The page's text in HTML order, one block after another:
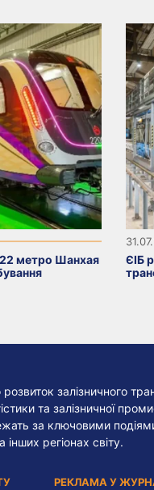
22 метро Шанхая
ЄІБ
залізничного
та залізничної
за ключовими
регіонах світу.
РЕКЛАМА У